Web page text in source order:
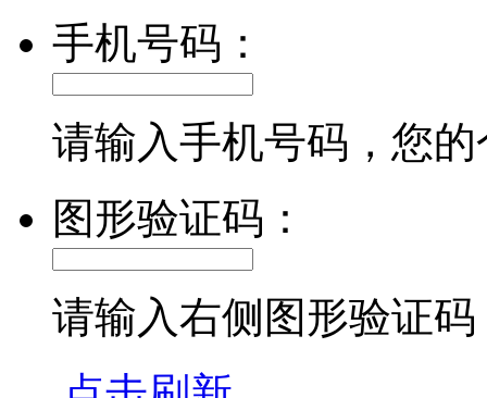
手机号码：
请输入手机号码，您
图形验证码：
请输入右侧图形验证码